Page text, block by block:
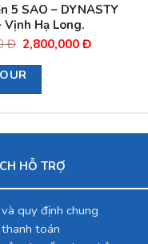
5 SAO – DYNASTY
Vịnh Hạ Long.
Đ Giá
gốc
là:
3,850,000
2,800,000ĐGiá
Đ.
HỖ TRỢ
quy định chung
toán